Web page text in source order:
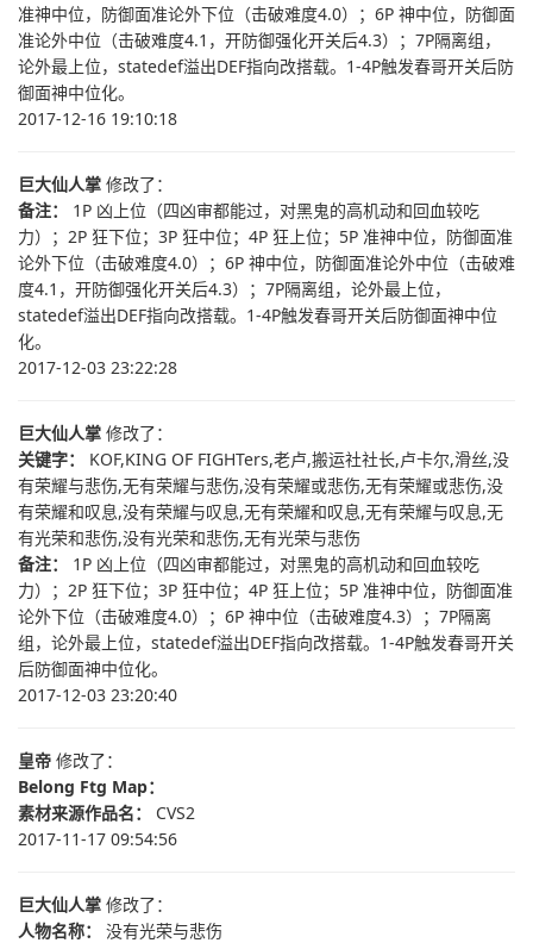
准神中位，防御面准论外下位（击破难度4.0）；6P 神中位，防御面
准论外中位（击破难度4.1，开防御强化开关后4.3）；7P隔离组，
论外最上位，statedef溢出DEF指向改搭载。1-4P触发春哥开关后防
御面神中位化。
2017-12-16 19:10:18
巨大仙人掌 修改了：
备注： 1P 凶上位（四凶审都能过，对黑鬼的高机动和回血较吃
力）；2P 狂下位；3P 狂中位；4P 狂上位；5P 准神中位，防御面准
论外下位（击破难度4.0）；6P 神中位，防御面准论外中位（击破难
度4.1，开防御强化开关后4.3）；7P隔离组，论外最上位，
statedef溢出DEF指向改搭载。1-4P触发春哥开关后防御面神中位
化。
2017-12-03 23:22:28
巨大仙人掌 修改了：
关键字： KOF,KING OF FIGHTers,老卢,搬运社社长,卢卡尔,滑丝,没
有荣耀与悲伤,无有荣耀与悲伤,没有荣耀或悲伤,无有荣耀或悲伤,没
有荣耀和叹息,没有荣耀与叹息,无有荣耀和叹息,无有荣耀与叹息,无
有光荣和悲伤,没有光荣和悲伤,无有光荣与悲伤
备注： 1P 凶上位（四凶审都能过，对黑鬼的高机动和回血较吃
力）；2P 狂下位；3P 狂中位；4P 狂上位；5P 准神中位，防御面准
论外下位（击破难度4.0）；6P 神中位（击破难度4.3）；7P隔离
组，论外最上位，statedef溢出DEF指向改搭载。1-4P触发春哥开关
后防御面神中位化。
2017-12-03 23:20:40
皇帝 修改了：
Belong Ftg Map：
素材来源作品名： CVS2
2017-11-17 09:54:56
巨大仙人掌 修改了：
人物名称： 没有光荣与悲伤